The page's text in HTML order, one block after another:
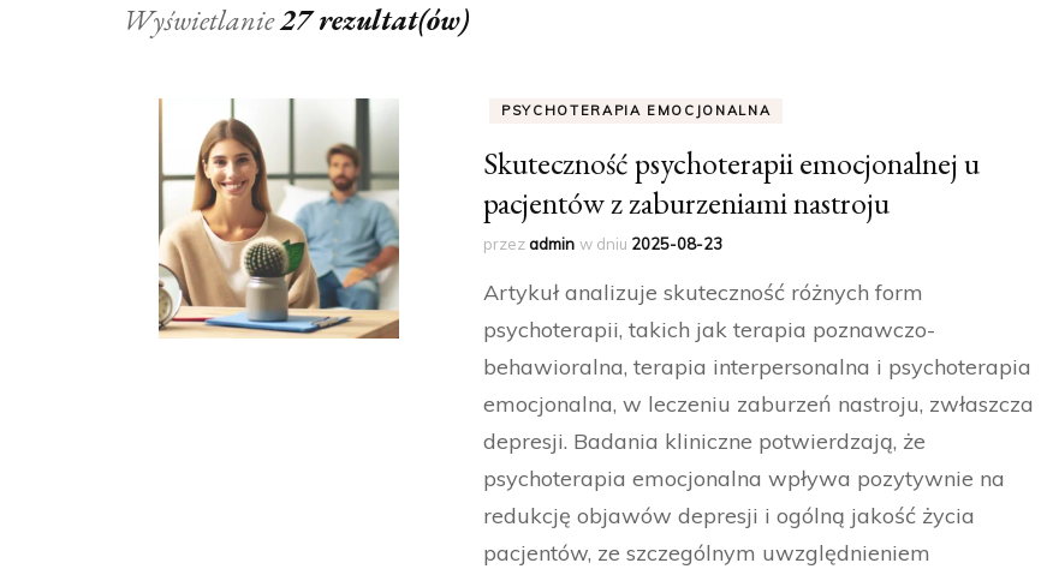
Wyświetlanie27 rezultat(ów)
PSYCHOTERAPIA EMOCJONALNA
Skuteczność psychoterapii emocjonalnej u
pacjentów z zaburzeniami nastroju
przezadmin w dniu 2025-08-23
Artykuł analizuje skuteczność różnych form
psychoterapii, takich jak terapia poznawczo-
behawioralna, terapia interpersonalna i psychoterapia
emocjonalna, w leczeniu zaburzeń nastroju, zwłaszcza
depresji. Badania kliniczne potwierdzają, że
psychoterapia emocjonalna wpływa pozytywnie na
redukcję objawów depresji i ogólną jakość życia
pacjentów, ze szczególnym uwzględnieniem